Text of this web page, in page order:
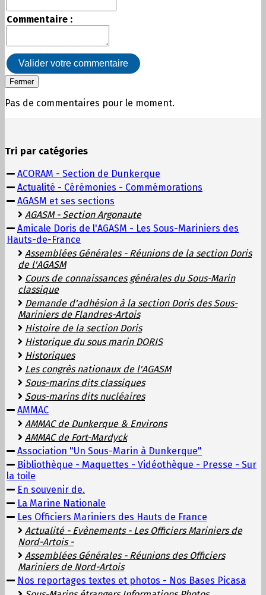
Commentaire :
Valider votre commentaire
Fermer
Pas de commentaires pour le moment.
Tri par catégories
ACORAM - Section de Dunkerque
Actualité - Cérémonies - Commémorations
AGASM et ses sections
AGASM - Section Argonaute
Amicale Doris de l'AGASM - Les Sous-Mariniers des
Hauts-de-France
Assemblées Générales - Réunions de la section Doris
de l'AGASM
Cours de connaissances générales du Sous-Marin
classique
Demande d'adhésion à la section Doris des Sous-
Mariniers de Flandres-Artois
Histoire de la section Doris
Historique du sous marin DORIS
Historiques
Les congrès nationaux de l'AGASM
Sous-marins dits classiques
Sous-marins dits nucléaires
AMMAC
AMMAC de Dunkerque & Environs
AMMAC de Fort-Mardyck
Association "Un Sous-Marin à Dunkerque"
Bibliothèque - Maquettes - Vidéothèque - Presse - Sur
la toile
En souvenir de.
La Marine Nationale
Les Officiers Mariniers des Hauts de France
Actualité - Evènements - Les Officiers Mariniers de
Nord-Artois -
Assemblées Générales - Réunions des Officiers
Mariniers de Nord-Artois
Nos reportages textes et photos - Nos Bases Picasa